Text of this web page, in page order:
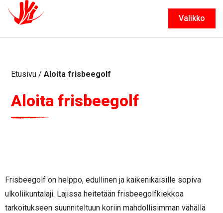
Valikko
Sulje
Etusivu /Aloita frisbeegolf
Aloita frisbeegolf
Frisbeegolf on helppo, edullinen ja kaikenikäisille sopiva
ulkoliikuntalaji. Lajissa heitetään frisbeegolfkiekkoa
tarkoitukseen suunniteltuun koriin mahdollisimman vähällä